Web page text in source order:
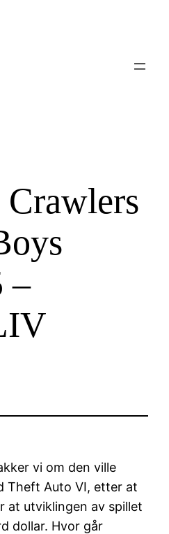
–
vi om den ville
Theft Auto VI, etter at
at utviklingen av spillet
dollar. Hvor går